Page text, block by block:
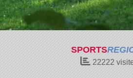
SPORTS
22222